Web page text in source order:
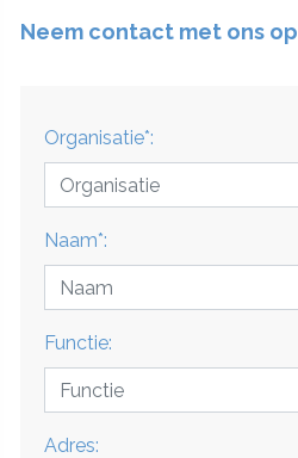
Neem contact met ons op
Organisatie*:
Naam*:
Functie:
Adres: